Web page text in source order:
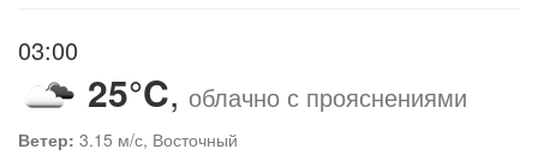
03:00
25°C, облачно с прояснениями
Ветер: 3.15 м/с, Восточный